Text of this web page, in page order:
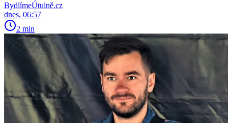
BydlímeÚtulně.cz
dnes, 06:57
2 min